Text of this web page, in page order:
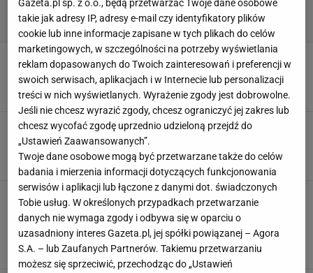
Ten stroik świąteczny ozdobi każdy stół
wigilijny. Wygląda jak ręcznie robiony
BOMBKI OZDOBY OZDOBY ŚWIĄTECZNE
Boże Narodzenie 2025 w nowym stylu. Te
kolory i motywy są teraz na topie
BOMBKI CHOINKA OZDOBY OZDOBY CHOINKOWE
W znanym sklepie trwa wyprzedaż dekoracji
świątecznych! Bombki, lampiony i ozdoby
choinkowe na Boże Narodzenie 2025
BOMBKI BOMBKI NA CHOINKĘ
OZDOBY CHOINKOWE
OZDOBY ŚWIĄTECZNE
Gazeta.pl sp. z o.o., będą przetwarzać Twoje dane osobowe
takie jak adresy IP, adresy e-mail czy identyfikatory plików
cookie lub inne informacje zapisane w tych plikach do celów
marketingowych, w szczególności na potrzeby wyświetlania
reklam dopasowanych do Twoich zainteresowań i preferencji w
swoich serwisach, aplikacjach i w Internecie lub personalizacji
treści w nich wyświetlanych. Wyrażenie zgody jest dobrowolne.
Jeśli nie chcesz wyrazić zgody, chcesz ograniczyć jej zakres lub
chcesz wycofać zgodę uprzednio udzieloną przejdź do
„Ustawień Zaawansowanych”.
Twoje dane osobowe mogą być przetwarzane także do celów
badania i mierzenia informacji dotyczących funkcjonowania
serwisów i aplikacji lub łączone z danymi dot. świadczonych
Tobie usług. W określonych przypadkach przetwarzanie
danych nie wymaga zgody i odbywa się w oparciu o
uzasadniony interes Gazeta.pl, jej spółki powiązanej – Agora
S.A. – lub Zaufanych Partnerów. Takiemu przetwarzaniu
możesz się sprzeciwić, przechodząc do „Ustawień